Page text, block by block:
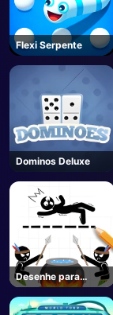
Flexi Serpente
Dominos Deluxe
Desenhe para
salvar